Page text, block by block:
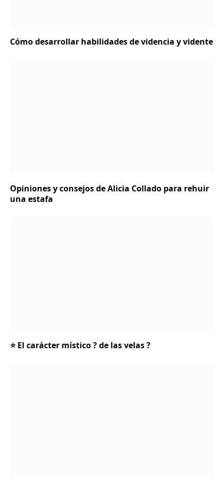
Cómo desarrollar habilidades de videncia y vidente
Opiniones y consejos de Alicia Collado para rehuir
una estafa
⭐ El carácter místico ? de las velas ?